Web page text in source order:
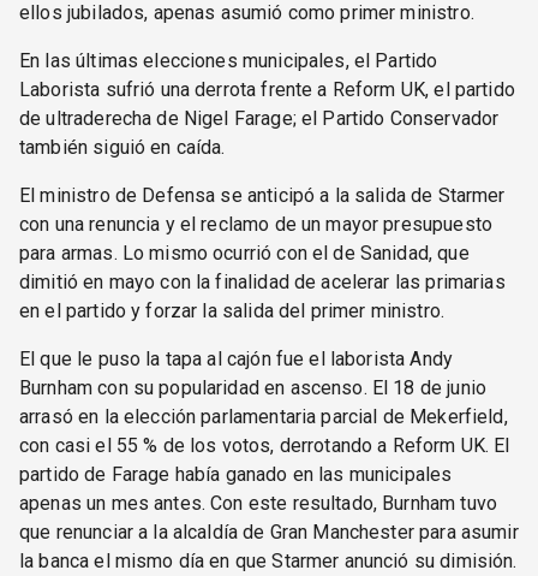
ellos jubilados, apenas asumió como primer ministro.
En las últimas elecciones municipales, el Partido
Laborista sufrió una derrota frente a Reform UK, el partido
de ultraderecha de Nigel Farage; el Partido Conservador
también siguió en caída.
El ministro de Defensa se anticipó a la salida de Starmer
con una renuncia y el reclamo de un mayor presupuesto
para armas. Lo mismo ocurrió con el de Sanidad, que
dimitió en mayo con la finalidad de acelerar las primarias
en el partido y forzar la salida del primer ministro.
El que le puso la tapa al cajón fue el laborista Andy
Burnham con su popularidad en ascenso. El 18 de junio
arrasó en la elección parlamentaria parcial de Mekerfield,
con casi el 55 % de los votos, derrotando a Reform UK. El
partido de Farage había ganado en las municipales
apenas un mes antes. Con este resultado, Burnham tuvo
que renunciar a la alcaldía de Gran Manchester para asumir
la banca el mismo día en que Starmer anunció su dimisión.